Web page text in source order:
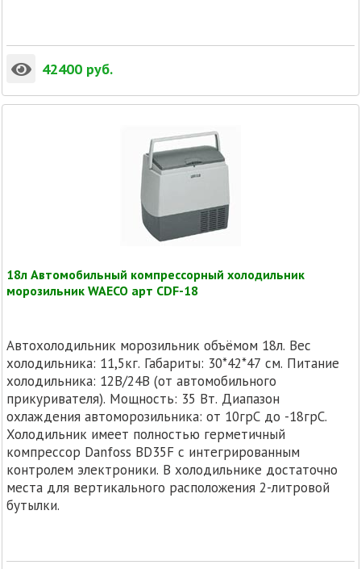
42400 руб.
18л Автомобильный компрессорный холодильник
морозильник WAECO арт CDF-18
Автохолодильник морозильник объёмом 18л. Вес
холодильника: 11,5кг. Габариты: 30*42*47 см. Питание
холодильника: 12В/24В (от автомобильного
прикуривателя). Мощность: 35 Вт. Диапазон
охлаждения автоморозильника: от 10грС до -18грС.
Холодильник имеет полностью герметичный
компрессор Danfoss BD35F с интегрированным
контролем электроники. В холодильнике достаточно
места для вертикального расположения 2-литровой
бутылки.